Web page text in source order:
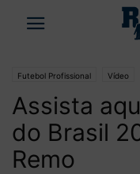
Futebol Profissional Vídeo
Assista
do Brasil
Remo